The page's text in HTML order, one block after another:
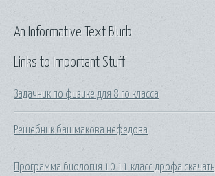
Links to Important Stuff
Задачник по физике для 8 го класса
Решебник башмакова нефедова
Программа биология 10 11 класс дрофа скачать
An Informative Text Blurb